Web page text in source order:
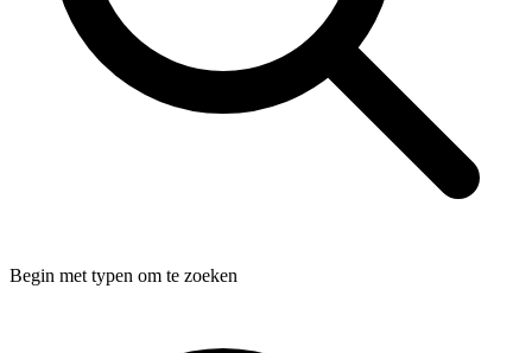
Begin met typen om te zoeken